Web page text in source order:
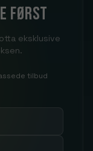
først
eksklusive
tilbud